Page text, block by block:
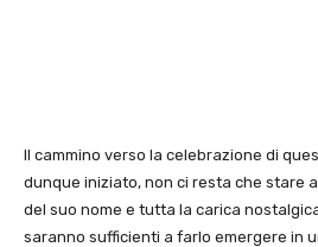
Il cammino verso la celebrazione di
dunque iniziato, non ci resta che stare
del suo nome e tutta la carica
saranno sufficienti a farlo emergere in